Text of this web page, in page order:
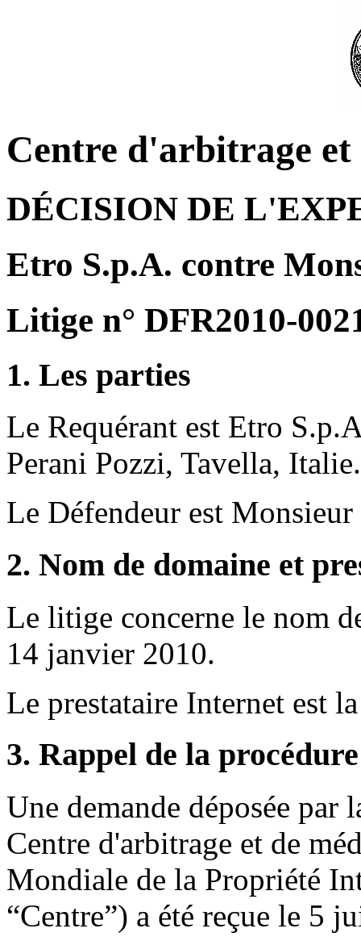
Centre d'arbitrage
DÉCISION DE
Etro S.p.A. contre
Litige n° DFR2010-
1. Les parties
Le Requérant est Etro
Perani Pozzi, Tavella, Italie.
Le Défendeur est
2. Nom de domaine et
Le litige concerne le nom
14 janvier 2010.
Le prestataire Internet est
3. Rappel de la procédure
Une demande déposée par
Centre d'arbitrage et de
Mondiale de la Propriété
“Centre”) a été reçue le 5